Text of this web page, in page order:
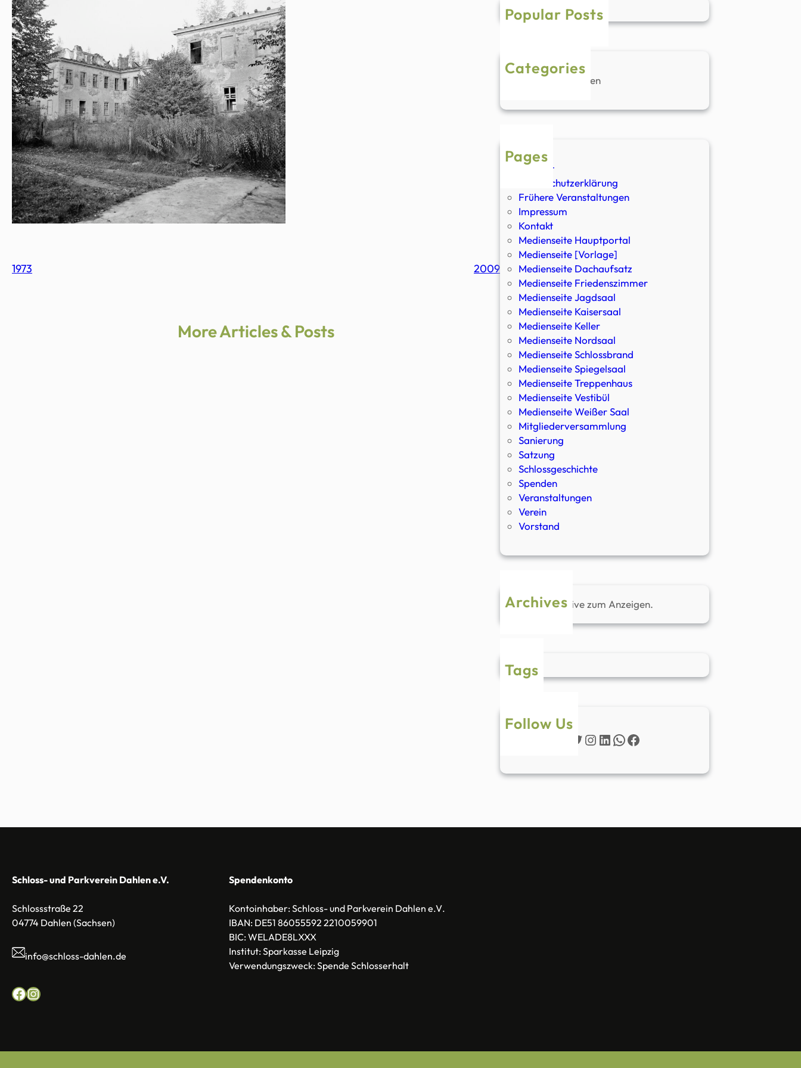
1973 2009
More Articles & Posts
h
Popular Posts
Categories
Keine Kategorien
Pages
Anfahrt
Datenschutzerklärung
Frühere Veranstaltungen
Impressum
Kontakt
Medienseite Hauptportal
Medienseite [Vorlage]
Medienseite Dachaufsatz
Medienseite Friedenszimmer
Medienseite Jagdsaal
Medienseite Kaisersaal
Medienseite Keller
Medienseite Nordsaal
Medienseite Schlossbrand
Medienseite Spiegelsaal
Medienseite Treppenhaus
Medienseite Vestibül
Medienseite Weißer Saal
Mitgliederversammlung
Sanierung
Satzung
Schlossgeschichte
Spenden
Veranstaltungen
Verein
Vorstand
Archives
Keine Archive zum Anzeigen.
Tags
Follow Us
Instagram LinkedIn WhatsApp Facebook
Schloss- und Parkverein Dahlen e.V.
Schlossstraße 22
04774 Dahlen (Sachsen)
info@schloss-dahlen.de
Facebook Instagram
Spendenkonto
Kontoinhaber:Schloss- und Parkverein Dahlen e.V.
IBAN: DE51 86055592 2210059901
BIC:WELADE8LXXX
Institut:Sparkasse Leipzig
Verwendungszweck:Spende Schlosserhalt